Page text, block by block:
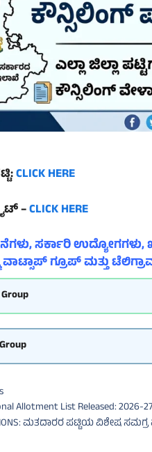
CLICK HERE
–CLICK HERE
ಸರ್ಕಾರಿ ಉದ್ಯೋಗಗಳು,
ಗ್ರೂಪ್ ಮತ್ತು
Allotment List Released:
ಮತದಾರರ ಪಟ್ಟಿಯ ವಿಶೇಷ